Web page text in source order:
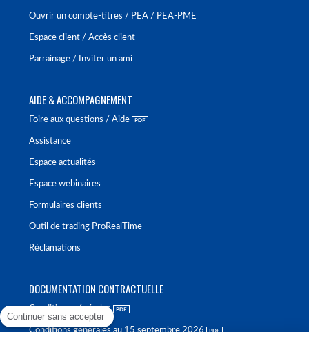
Ouvrir un compte-titres / PEA / PEA-PME
Espace client / Accès client
Parrainage / Inviter un ami
AIDE & ACCOMPAGNEMENT
Foire aux questions / Aide
Assistance
Espace actualités
Espace webinaires
Formulaires clients
Outil de trading ProRealTime
Réclamations
DOCUMENTATION CONTRACTUELLE
Conditions générales
Conditions générales au 15 septembre 2026
Continuer sans accepter